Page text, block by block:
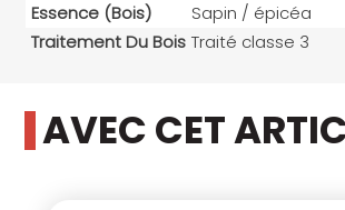
Essence (bois)
Sapin / épicéa
Traitement Du Bois Traité classe 3
AVEC CET